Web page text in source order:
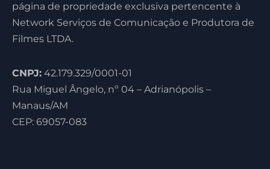
página de propriedade exclusiva pertencente à
Network Serviços de Comunicação e Produtora de
Filmes LTDA.
CNPJ: 42.179.329/0001-01
Rua Miguel Ângelo, nº 04 – Adrianópolis –
Manaus/AM
CEP: 69057-083